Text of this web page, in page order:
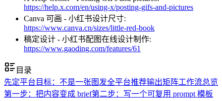
https://help.x.com/en/using-x/posting-gifs-and-pictures
Canva 可画 - 小红书设计尺寸:
https://www.canva.cn/sizes/little-red-book
稿定设计 - 小红书配图在线设计制作:
https://www.gaoding.com/features/61
目录
先定平台目标：不是一张图发全平台推荐输出矩阵工作流总览
第一步：把内容变成 brief第二步：写一个可复用 prompt 模板